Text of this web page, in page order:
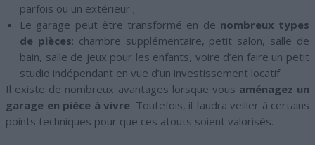
parfois ou un extérieur ;
Le garage peut être transformé en de nombreux types
de pièces: chambre supplémentaire, petit salon, salle de
bain, salle de jeux pour les enfants, voire d’en faire un petit
studio indépendant en vue d’un investissement locatif.
Il existe de nombreux avantages lorsque vous aménagez un
garage en pièce à vivre. Toutefois, il faudra veiller à certains
points techniques pour que ces atouts soient valorisés.